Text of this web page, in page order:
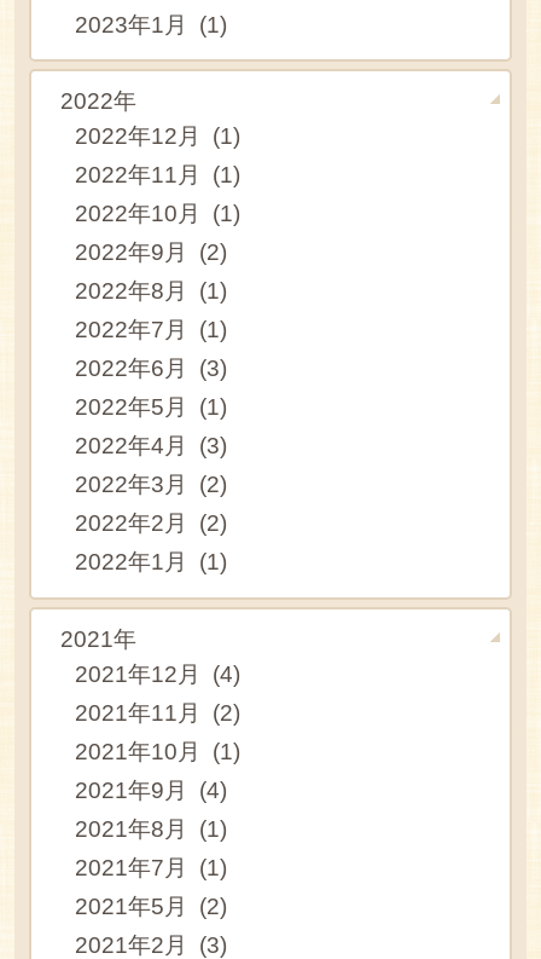
2023年1月 (1)
2022年
2022年12月 (1)
2022年11月 (1)
2022年10月 (1)
2022年9月 (2)
2022年8月 (1)
2022年7月 (1)
2022年6月 (3)
2022年5月 (1)
2022年4月 (3)
2022年3月 (2)
2022年2月 (2)
2022年1月 (1)
2021年
2021年12月 (4)
2021年11月 (2)
2021年10月 (1)
2021年9月 (4)
2021年8月 (1)
2021年7月 (1)
2021年5月 (2)
2021年2月 (3)